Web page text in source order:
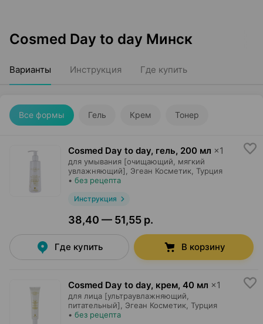
Cosmed Day to day Минск
Варианты Инструкция Где купить
Все формы Гель Крем Тонер
Cosmed Day to day, гель, 200 мл ×1
для умывания [очищающий, мягкий
увлажняющий],
Эгеан Косметик , Турция
• без рецепта
Инструкция
38,40 — 51,55 р.
Где купить В корзину
Cosmed Day to day, крем, 40 мл ×1
для лица [ультраувлажняющий,
питательный],
Эгеан Косметик , Турция
• без рецепта